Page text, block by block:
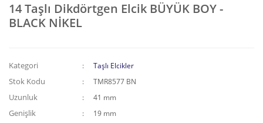
14 Taşlı Dikdörtgen Elcik BÜYÜK BOY -
BLACK NİKEL
Kategori Taşlı Elcikler
Stok Kodu TMR8577 BN
Uzunluk 41 mm
Genişlik 19 mm